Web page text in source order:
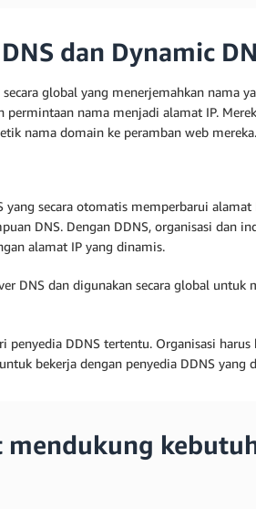
dan Dynamic
global yang menerjemahkan nama
permintaan nama menjadi alamat IP.
nama domain ke peramban web mereka.
yang secara otomatis memperbarui
DNS. Dengan DDNS, organisasi dan
alamat IP yang dinamis.
DNS dan digunakan secara global
DDNS tertentu. Organisasi harus
bekerja dengan penyedia DDNS yang
mendukung